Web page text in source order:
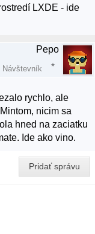
LXDE - ide
Pepo
Návštevník
rychlo, ale
nicim sa
hned na zaciatku
Ide ako vino.
Pridať správu